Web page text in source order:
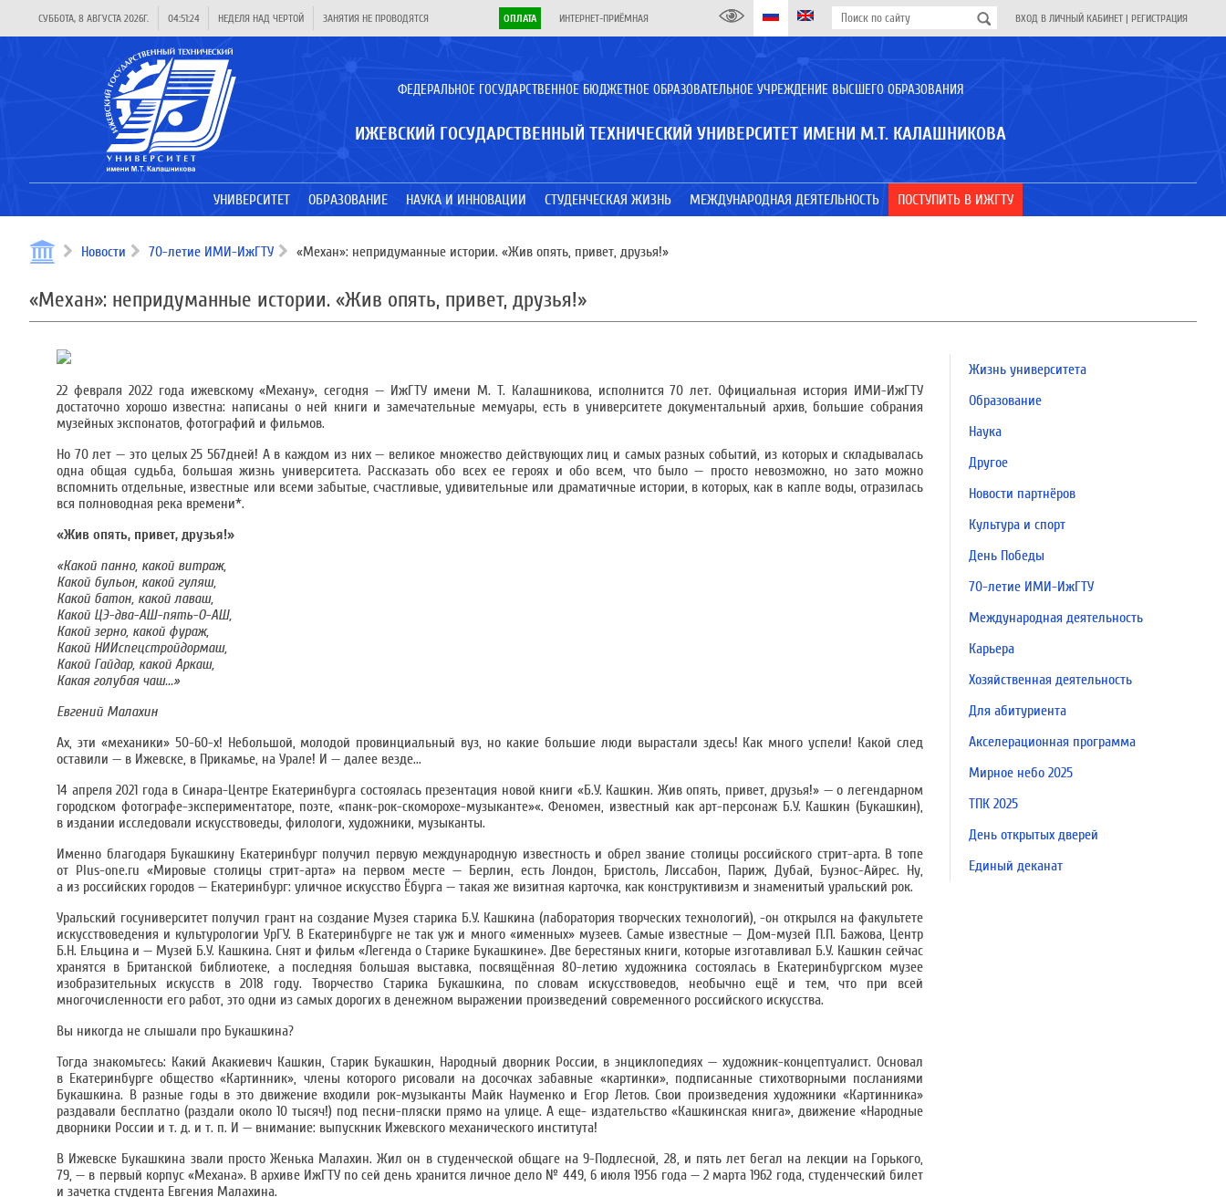
СУББОТА, 8 АВГУСТА 2026Г. 04:51:24 НЕДЕЛЯ НАД ЧЕРТОЙ ЗАНЯТИЯ НЕ ПРОВОДЯТСЯ ОПЛАТА ИНТЕРНЕТ-ПРИЁМНАЯ ВХОД В ЛИЧНЫЙ КАБИНЕТ | РЕГИСТРАЦИЯ
ФЕДЕРАЛЬНОЕ ГОСУДАРСТВЕННОЕ БЮДЖЕТНОЕ ОБРАЗОВАТЕЛЬНОЕ УЧРЕЖДЕНИЕ ВЫСШЕГО ОБРАЗОВАНИЯ
ИЖЕВСКИЙ ГОСУДАРСТВЕННЫЙ ТЕХНИЧЕСКИЙ УНИВЕРСИТЕТ ИМЕНИ М.Т. КАЛАШНИКОВА
УНИВЕРСИТЕТ ОБРАЗОВАНИЕ НАУКА И ИННОВАЦИИ СТУДЕНЧЕСКАЯ ЖИЗНЬ МЕЖДУНАРОДНАЯ ДЕЯТЕЛЬНОСТЬ ПОСТУПИТЬ В ИЖГТУ
Новости 70-летие ИМИ-ИжГТУ «Механ»: непридуманные истории. «Жив опять, привет, друзья!»
«Механ»: непридуманные истории. «Жив опять, привет, друзья!»
22 февраля 2022 года ижевскому «Механу», сегодня — ИжГТУ имени М. Т. Калашникова, исполнится 70 лет. Официальная история ИМИ-ИжГТУ
достаточно хорошо известна: написаны о ней книги и замечательные мемуары, есть в университете документальный архив, большие собрания
музейных экспонатов, фотографий и фильмов.
Но 70 лет — это целых 25 567дней! А в каждом из них — великое множество действующих лиц и самых разных событий, из которых и складывалась
одна общая судьба, большая жизнь университета. Рассказать обо всех ее героях и обо всем, что было — просто невозможно, но зато можно
вспомнить отдельные, известные или всеми забытые, счастливые, удивительные или драматичные истории, в которых, как в капле воды, отразилась
вся полноводная река времени*.
«Жив опять, привет, друзья!»
«Какой панно, какой витраж,
Какой бульон, какой гуляш,
Какой батон, какой лаваш,
Какой ЦЭ-два-АШ-пять-О-АШ,
Какой зерно, какой фураж,
Какой НИИспецстройдормаш,
Какой Гайдар, какой Аркаш,
Какая голубая чаш...»
Евгений Малахин
Ах, эти «механики» 50-60-х! Небольшой, молодой провинциальный вуз, но какие большие люди вырастали здесь! Как много успели! Какой след
оставили — в Ижевске, в Прикамье, на Урале! И — далее везде...
14 апреля 2021 года в Синара-Центре Екатеринбурга состоялась презентация новой книги «Б.У. Кашкин. Жив опять, привет, друзья!» — о легендарном
городском фотографе-экспериментаторе, поэте, «панк-рок-скоморохе-музыканте»«. Феномен, известный как арт-персонаж Б.У. Кашкин (Букашкин),
в издании исследовали искусствоведы, филологи, художники, музыканты.
Именно благодаря Букашкину Екатеринбург получил первую международную известность и обрел звание столицы российского стрит-арта. В топе
от Plus-one.ru «Мировые столицы стрит-арта» на первом месте — Берлин, есть Лондон, Бристоль, Лиссабон, Париж, Дубай, Буэнос-Айрес. Ну,
а из российских городов — Екатеринбург: уличное искусство Ёбурга — такая же визитная карточка, как конструктивизм и знаменитый уральский рок.
Уральский госуниверситет получил грант на создание Музея старика Б.У. Кашкина (лаборатория творческих технологий), -он открылся на факультете
искусствоведения и культурологии УрГУ. В Екатеринбурге не так уж и много «именных» музеев. Самые известные — Дом-музей П.П. Бажова, Центр
Б.Н. Ельцина и — Музей Б.У. Кашкина. Снят и фильм «Легенда о Старике Букашкине». Две берестяных книги, которые изготавливал Б.У. Кашкин сейчас
хранятся в Британской библиотеке, а последняя большая выставка, посвящённая 80-летию художника состоялась в Екатеринбургском музее
изобразительных искусств в 2018 году. Творчество Старика Букашкина, по словам искусствоведов, необычно ещё и тем, что при всей
многочисленности его работ, это одни из самых дорогих в денежном выражении произведений современного российского искусства.
Вы никогда не слышали про Букашкина?
Тогда знакомьтесь: Какий Акакиевич Кашкин, Старик Букашкин, Народный дворник России, в энциклопедиях — художник-концептуалист. Основал
в Екатеринбурге общество «Картинник», члены которого рисовали на досочках забавные «картинки», подписанные стихотворными посланиями
Букашкина. В разные годы в это движение входили рок-музыканты Майк Науменко и Егор Летов. Свои произведения художники «Картинника»
раздавали бесплатно (раздали около 10 тысяч!) под песни-пляски прямо на улице. А еще- издательство «Кашкинская книга», движение «Народные
дворники России и т. д. и т. п. И — внимание: выпускник Ижевского механического института!
В Ижевске Букашкина звали просто Женька Малахин. Жил он в студенческой общаге на 9-Подлесной, 28, и пять лет бегал на лекции на Горького,
79, — в первый корпус «Механа». В архиве ИжГТУ по сей день хранится личное дело № 449, 6 июля 1956 года — 2 марта 1962 года, студенческий билет
и зачетка студента Евгения Малахина.
Жизнь университета
Образование
Наука
Другое
Новости партнёров
Культура и спорт
День Победы
70-летие ИМИ-ИжГТУ
Международная деятельность
Карьера
Хозяйственная деятельность
Для абитуриента
Акселерационная программа
Мирное небо 2025
ТПК 2025
День открытых дверей
Единый деканат